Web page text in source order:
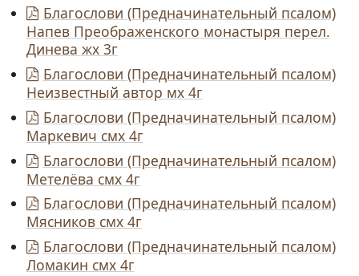
Благослови (Предначинательный псалом)
Напев Преображенского монастыря перел.
Динева жх 3г
Благослови (Предначинательный псалом)
Неизвестный автор мх 4г
Благослови (Предначинательный псалом)
Маркевич смх 4г
Благослови (Предначинательный псалом)
Метелёва смх 4г
Благослови (Предначинательный псалом)
Мясников смх 4г
Благослови (Предначинательный псалом)
Ломакин смх 4г